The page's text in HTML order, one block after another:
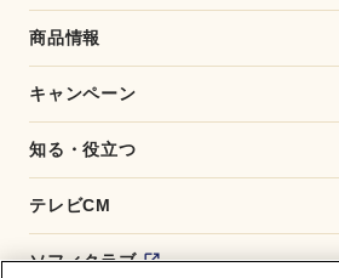
商品情報
キャンペーン
知る・役立つ
テレビCM
ソフィクラブ